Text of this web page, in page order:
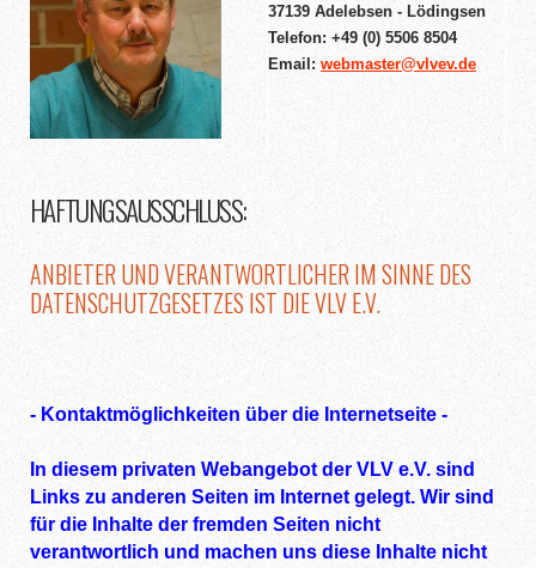
37139 Adelebsen - Lödingsen
Telefon: +49 (0) 5506 8504
Email: webmaster@vlvev.de
HAFTUNGSAUSSCHLUSS:
ANBIETER UND VERANTWORTLICHER IM SINNE DES
DATENSCHUTZGESETZES IST DIE VLV E.V.
- Kontaktmöglichkeiten über die Internetseite -
In diesem privaten Webangebot der VLV e.V. sind
Links zu anderen Seiten im Internet gelegt. Wir sind
für die Inhalte der fremden Seiten nicht
verantwortlich und machen uns diese Inhalte nicht